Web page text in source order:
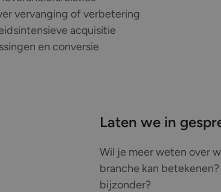
vervanging of verbetering
acquisitie
en conversie
Laten we in
Wil je meer weten over
branche kan
bijzonder?